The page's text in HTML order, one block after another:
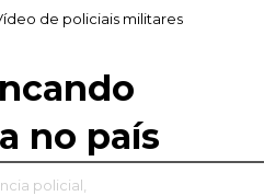
de policiais militares
no país
policial,